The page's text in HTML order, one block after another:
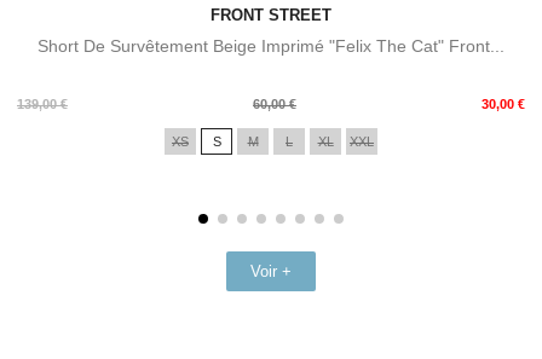
FRONT STREET
Short De Survêtement Beige Imprimé "Felix The Cat" Front...
139,00 €
Prix
60,00 € 30,00 €
Prix
XS S M L XL XXL
Voir +